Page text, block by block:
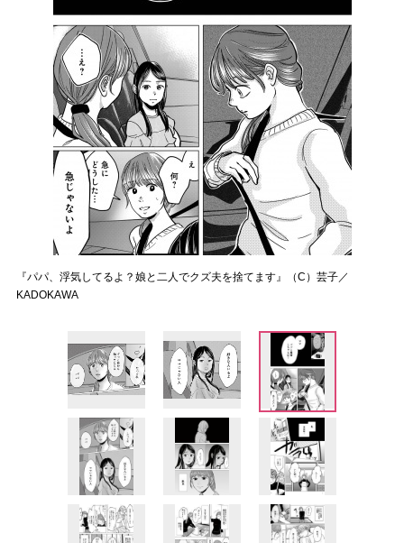
『パパ、浮気してるよ？娘と二人でクズ夫を捨てます』（C）芸子／
KADOKAWA